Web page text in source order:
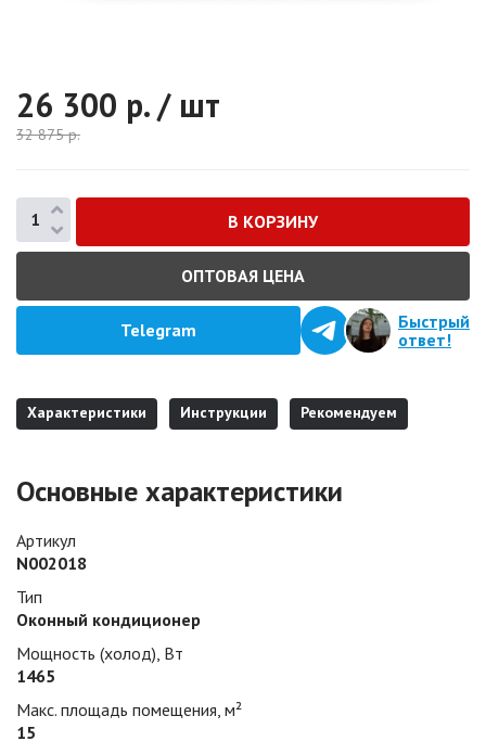
26 300 р. / шт
32 875р.
ОПТОВАЯ ЦЕНА
Telegram
Быстрый
ответ!
Характеристики Инструкции Рекомендуем
Основные характеристики
Артикул
N002018
Тип
Оконный кондиционер
Мощность (холод), Вт
1465
Макс. площадь помещения, м²
15